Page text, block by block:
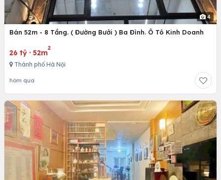
4
Bán 52m - 8 Tầng. ( Đường Bưởi ) Ba Đình. Ô Tô Kinh Doanh
26 tỷ · 52m
2
Thành phố Hà Nội
hôm qua